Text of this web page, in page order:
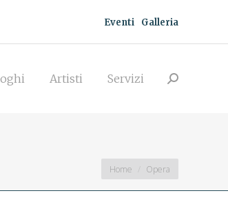
Eventi Galleria
Artisti Servizi Search:
You are here:
Home Opera